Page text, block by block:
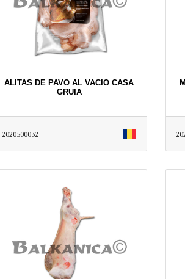
ALITAS DE PAVO AL VACIO CASA
GRUIA
2020500032